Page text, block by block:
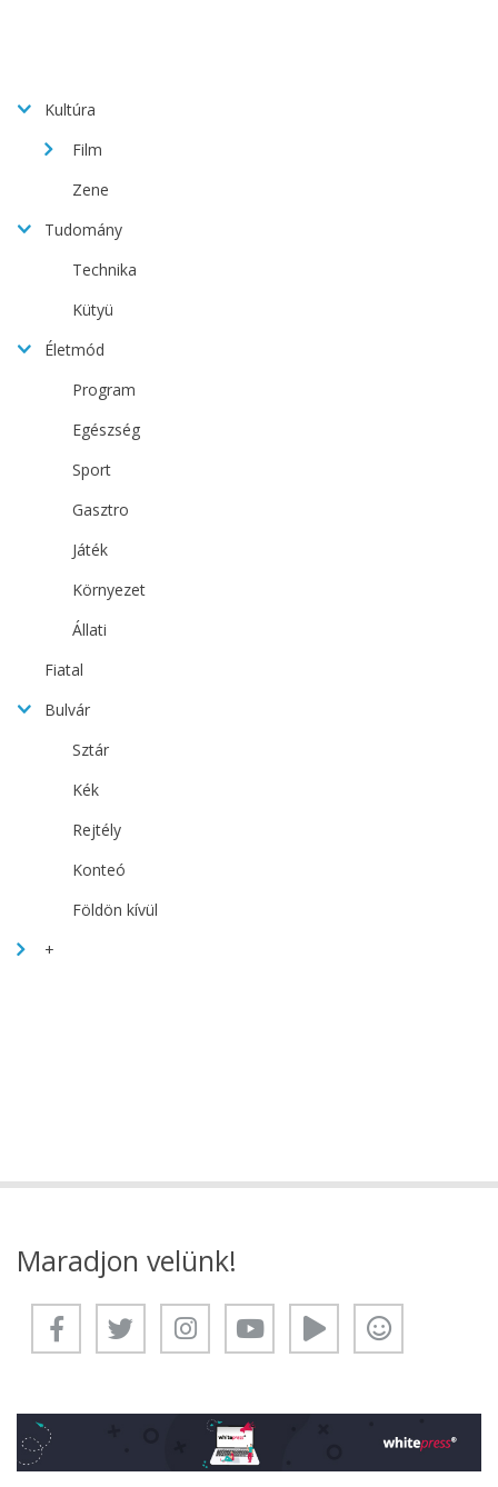
Kultúra
Film
Zene
Tudomány
Technika
Kütyü
Életmód
Program
Egészség
Sport
Gasztro
Játék
Környezet
Állati
Fiatal
Bulvár
Sztár
Kék
Rejtély
Konteó
Földön kívül
+
Maradjon velünk!